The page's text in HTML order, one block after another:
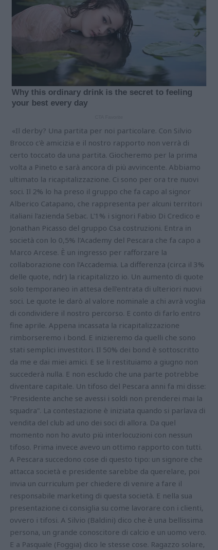
«Il derby? Una partita per noi particolare. Con Silvio
Brocco c'è amicizia e il nostro rapporto non verrà di
certo toccato da una partita. Giocheremo per la prima
volta a Pineto e sarà ancora di più avvincente. Abbiamo
ultimato la ricapitalizzazione. Ci sono per ora tre nuovi
soci. Il 2% lo ha preso il gruppo che fa capo al signor
Alberico Catapano, che rappresenta per alcuni territori
italiani l'azienda Sebac. L'1% i signori Fabio Di Credico e
Jonathan Picasso del gruppo Csa costruzioni. Entra in
società con lo 0,5% l'Academy del Pescara che fa capo a
Marco Arcese. È un ingresso per rafforzare la
collaborazione con l'Accademia. La differenza (circa il 3%
delle quote, ndr) la ricapitalizzo io. Un aumento di quote
solo temporaneo in attesa dell'entrata di ulteriori nuovi
soci. Le quote le darò al valore nominale a chi avrà voglia
di condividere il nostro percorso. E conto di farlo entro
fine aprile. Appena incassata la ricapitalizzazione
rimborseremo i bond. E inizieremo da quelli che sono
stati semplici investitori. Il 50% dei bond è sottoscritto
da me e dai miei amici. E se li restituiamo a giugno non
succederà nulla. E non escludo che una parte potrebbe
diventare capitale. Un tifoso del Pescara anni fa mi disse:
"Presidente anche se avessi i soldi non prenderei mai la
squadra". La contestazione è iniziata quando si parlava di
vendita del club ad uno dei soci di allora. Da quel
momento non ho avuto più interlocuzioni con nessun
tifoso. Prima invece avevo un ottimo rapporto con tutti.
A Pescara succedono cose di questo tipo: un signore che
attacca società e presidente sarebbe da querelare, poi
invia un curriculum per chiedere di venire a fare il
responsabile marketing di questa società. E nella sua
presentazione ci consiglia su come lavorare con i clienti,
ovvero i tifosi. A Silvio (Baldini) dico che è una bellissima
persona, un grande conoscitore di calcio e un uomo vero.
E a Pasquale (Foggia) dico le stesse cose. Ragazzo solare,